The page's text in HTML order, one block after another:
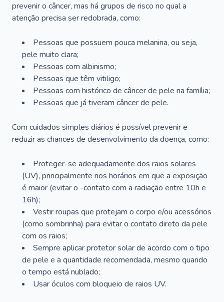
prevenir o câncer, mas há grupos de risco no qual a
atenção precisa ser redobrada, como:
Pessoas que possuem pouca melanina, ou seja,
pele muito clara;
Pessoas com albinismo;
Pessoas que têm vitiligo;
Pessoas com histórico de câncer de pele na família;
Pessoas que já tiveram câncer de pele.
Com cuidados simples diários é possível prevenir e
reduzir as chances de desenvolvimento da doença, como:
Proteger-se adequadamente dos raios solares
(UV), principalmente nos horários em que a exposição
é maior (evitar o -contato com a radiação entre 10h e
16h);
Vestir roupas que protejam o corpo e/ou acessórios
(como sombrinha) para evitar o contato direto da pele
com os raios;
Sempre aplicar protetor solar de acordo com o tipo
de pele e a quantidade recomendada, mesmo quando
o tempo está nublado;
Usar óculos com bloqueio de raios UV.